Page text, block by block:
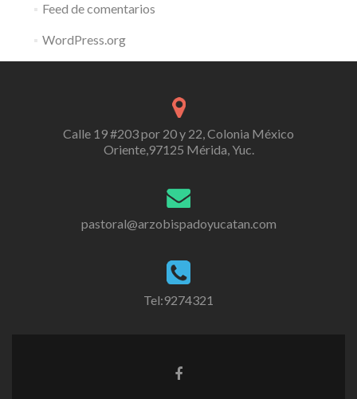
Feed de comentarios
WordPress.org
Calle 19 #203 por 20 y 22, Colonia México
Oriente,97125 Mérida, Yuc.
pastoral@arzobispadoyucatan.com
Tel:9274321